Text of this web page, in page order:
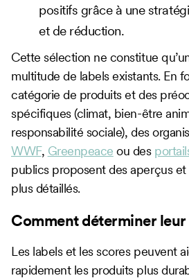
positifs grâce à une
et de réduction.
Cette sélection ne constitue
multitude de labels existants. En
catégorie de produits et des
spécifiques (climat, bien-être
responsabilité sociale), des
WWF, Greenpeace ou des
publics proposent des aperçus
plus détaillés.
Comment déterminer
Les labels et les scores peuvent
rapidement les produits plus